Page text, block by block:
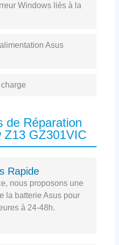
Windows liés à la
Asus
de Réparation
GZ301VIC
Rapide
nous proposons une
la batterie Asus pour
à 24-48h.